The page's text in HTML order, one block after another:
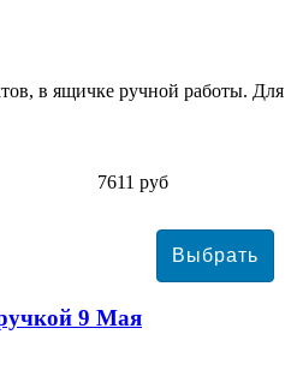
в ящичке ручной работы. Для
7611 руб
9 Мая